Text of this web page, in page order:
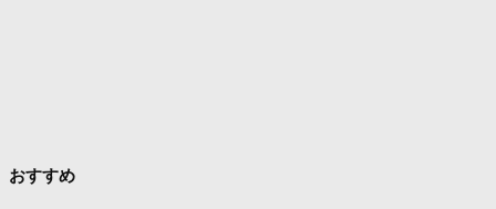
おすすめ